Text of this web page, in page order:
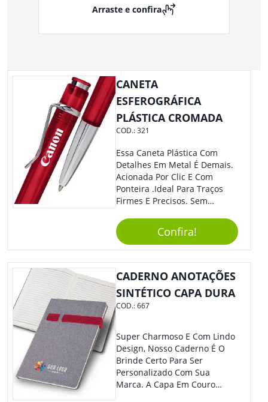
Arraste e confira
CANETA
ESFEROGRÁFICA
PLÁSTICA CROMADA
COD.:321
Essa Caneta Plástica Com
Detalhes Em Metal É Demais.
Acionada Por Clic E Com
Ponteira .Ideal Para Traços
Firmes E Precisos. Sem
Brinde Para Representar Sua
Marca.
Confira!
CADERNO ANOTAÇÕES
SINTÉTICO CAPA DURA
COD.:667
Super Charmoso E Com Lindo
Design, Nosso Caderno É O
Brinde Certo Para Ser
Personalizado Com Sua
Marca. A Capa Em Couro